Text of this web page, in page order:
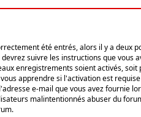
été entrés, alors il y a deux
suivre les instructions que vous
enregistrements soient activés, soit
apprendre si l'activation est
e-mail que vous avez fournie
malintentionnés abuser du